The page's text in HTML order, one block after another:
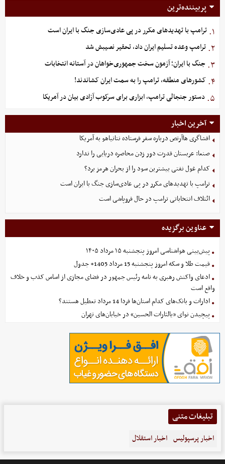
پربیننده‌ترین
۱. ترامپ با تهدیدهای مکرر در پی عادی‌سازی جنگ با ایران است
۲. ترامپ وعده تسلیم ایران داد، تحقیر نصیبش شد
۳. جنگ با ایران؛ آزمون سخت جمهوری‌خواهان در آستانه انتخابات
۴. کشورهای منطقه، ترامپ را به سمت ایران کشاندند!
۵. دستور جنجالی ترامپ، ابزاری برای سرکوب آزادی بیان در آمریکا
آخرین اخبار
افشاگری هاآرتص درباره سفر فرستاده نتانیاهو به آمریکا
صنعا: عربستان قدرت دور زدن محاصره دریایی را ندارد
کدام غول نفتی بیشترین سود را از بحران هرمز برد؟
ترامپ با تهدیدهای مکرر در پی عادی‌سازی جنگ با ایران است
ائتلاف انتخاباتی ترامپ در حال فروپاشی است
عناوین برگزیده
پیش‌بینی هواشناسی امروز پنجشنبه ۱۵ مرداد ۱۴۰۵
قیمت طلا و سکه امروز پنجشنبه 15 مرداد 1405+ جدول
ادعای واکنش رهبری به نامه رئیس جمهور در فضای مجازی از اساس کذب و خلاف
واقع است
ادارات و بانک‌های کدام استان‌ها فردا 14 مرداد تعطیل هستند؟
پیچیدن نوای «یالثارات الحسین» در خیابان‌های تهران
تبلیغات متنی
اخبار پرسپولیس اخبار استقلال